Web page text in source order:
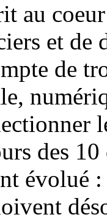
au
et
de
des
évolué